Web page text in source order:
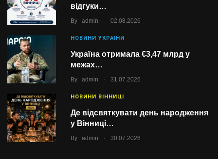
відгуки…
By admin . 02.08.2026
НОВИНИ УКРАЇНИ
Україна отримала €3,47 млрд у
межах…
By admin . 31.07.2026
НОВИНИ ВІННИЦІ
Де відсвяткувати день народження
у Вінниці…
By admin . 30.07.2026